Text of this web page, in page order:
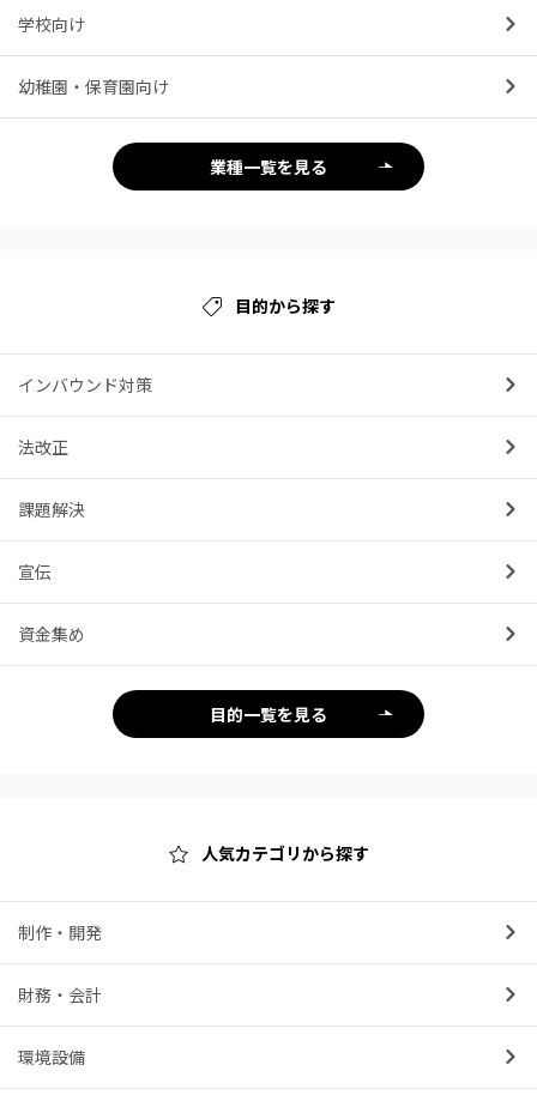
学校向け
幼稚園・保育園向け
業種一覧を見る
目的から探す
インバウンド対策
法改正
課題解決
宣伝
資金集め
目的一覧を見る
人気カテゴリから探す
制作・開発
財務・会計
環境設備